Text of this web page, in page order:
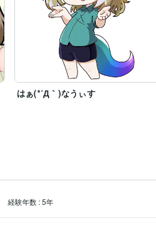
はぁ(*´Д｀)なうぃす
経験年数 :5年